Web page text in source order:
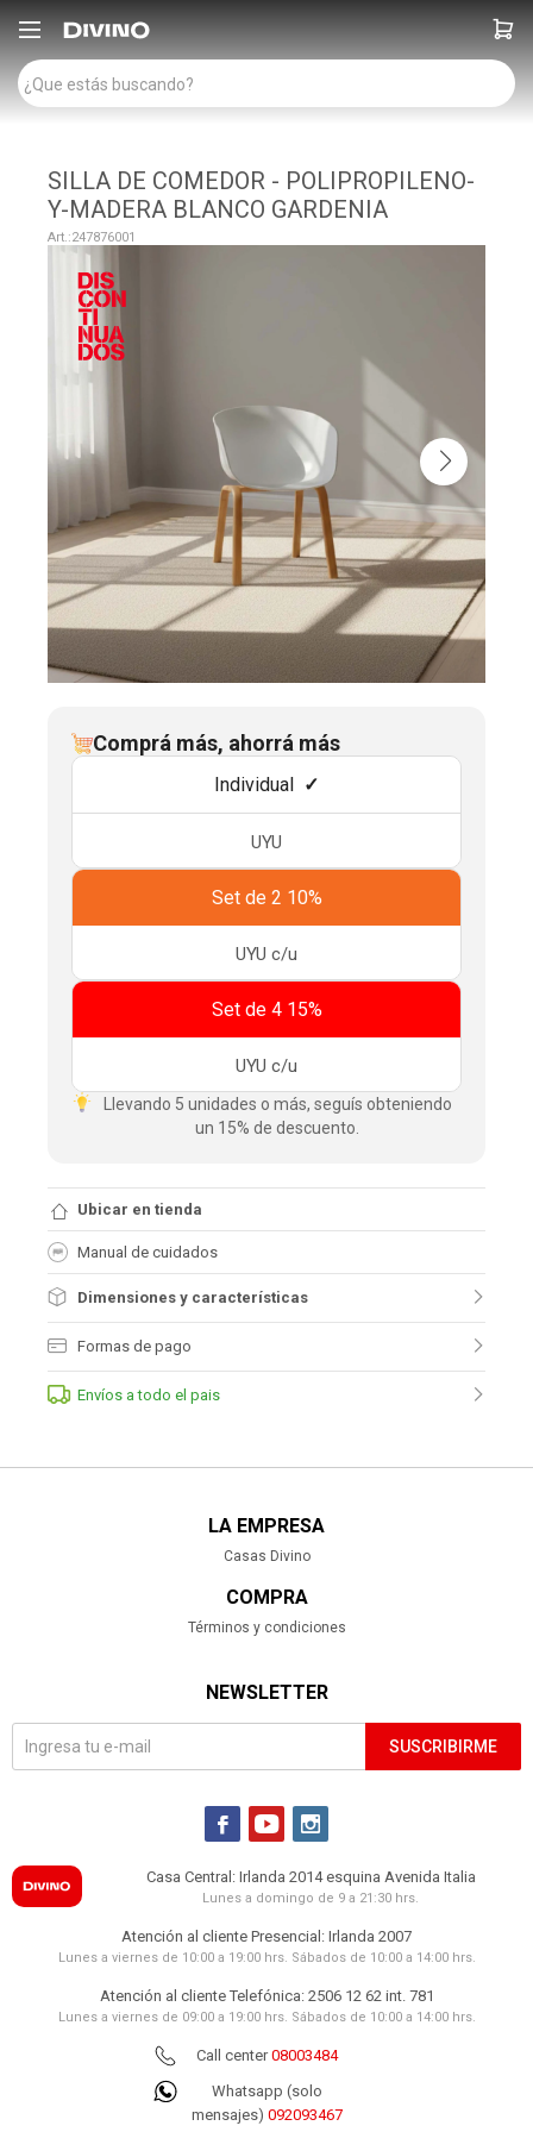

SILLA DE COMEDOR - POLIPROPILENO-
Y-MADERA BLANCO GARDENIA
247876001
Comprá más, ahorrá más
Individual
UYU
Set de 2 10%
UYU c/u
Set de 4 15%
UYU c/u
Llevando 5 unidades o más, seguís obteniendo
un 15% de descuento.
Ubicar en tienda
Manual de cuidados
Dimensiones y características
Formas de pago
Envíos a todo el pais
LA EMPRESA
Casas Divino
COMPRA
Términos y condiciones
NEWSLETTER
SUSCRIBIRME
  
Casa Central: Irlanda 2014 esquina Avenida Italia
Lunes a domingo de 9 a 21:30 hrs.
Atención al cliente Presencial: Irlanda 2007
Lunes a viernes de 10:00 a 19:00 hrs. Sábados de 10:00 a 14:00 hrs.
Atención al cliente Telefónica: 2506 12 62 int. 781
Lunes a viernes de 09:00 a 19:00 hrs. Sábados de 10:00 a 14:00 hrs.
Call center08003484
Whatsapp (solo
mensajes) 092093467